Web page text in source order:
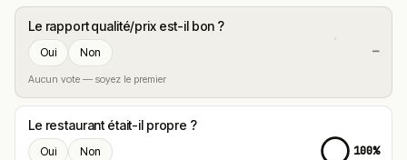
Le rapport qualité/prix est-il bon ?
Oui Non
Aucun vote — soyez le premier
—
Le restaurant était-il propre ?
Oui Non 100%